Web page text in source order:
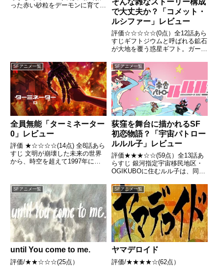
った赤い砂粒をデーモンに育て、
で大丈夫か？「コメット・
ルシファー」レビュー
評価☆☆☆☆☆(0点）全12話あら
すじギフトジウムと呼ばれる鉱石
が大地を覆う惑星ギフト。ガーデ
ウゴ・アマギは、研究者の母を持
ち、鉱石集めを趣味としていた。
ある日、赤く光る鉱石を発見した
ソウゴはクラスメイトの少女...
SFアニメ一覧
全員無能「ターミネーター
0」レビュー
評価 ★☆☆☆☆(14点) 全8話あら
すじ 文明が崩壊した未来の世界
から、時空を超えて1997年に送
SFアニメ一覧
荻窪を舞台に描かれるSF
初恋物語？「宇宙パトロー
ルルル子」レビュー
評価★★★☆☆(59点）全13話あ
らすじ 銀河指定宇宙移民地区・
OGIKUBOに住むルル子は、同居
であるということ以外はごく普通
の女子中学生だった。引用 -
Wikipedia
SFアニメ一覧
until You come to me.
評価/★★☆☆☆(25点）
SFアニメ一覧
ヤマデロイド
評価/★★★★☆(62点）